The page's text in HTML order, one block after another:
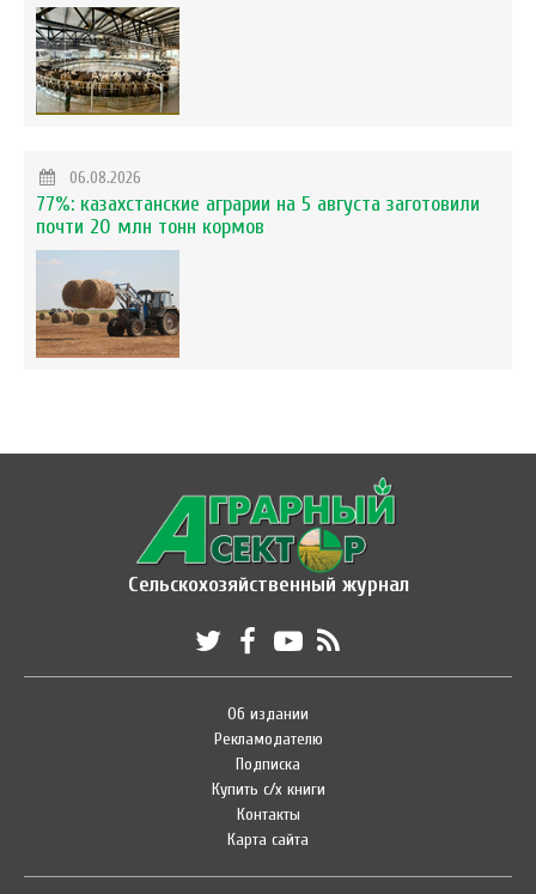
06.08.2026
77%: казахстанские аграрии на 5 августа заготовили
почти 20 млн тонн кормов
Сельскохозяйственный журнал
Об издании
Рекламодателю
Подписка
Купить с/х книги
Контакты
Карта сайта